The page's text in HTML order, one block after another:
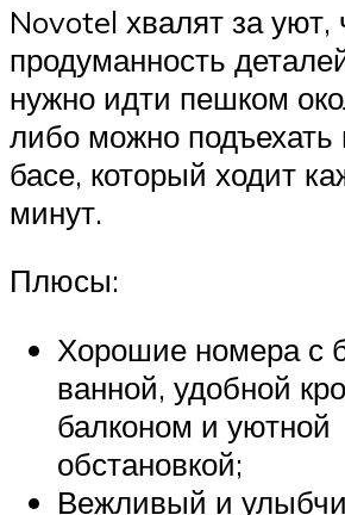
Novotel хвалят за уют,
продуманность
нужно идти пешком
либо можно подъехать
басе, который ходит
минут.
Плюсы:
Хорошие номера с
ванной, удобной
балконом и уютной
обстановкой;
Вежливый и